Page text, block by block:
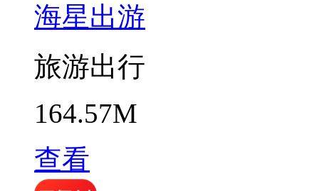
海星出游
旅游出行
164.57M
查看